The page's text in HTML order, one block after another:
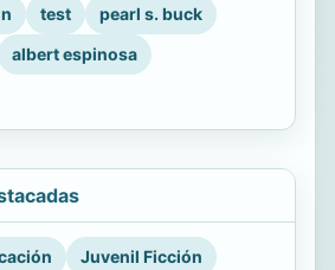
test
pearl s. buck
albert espinosa
Juvenil Ficción